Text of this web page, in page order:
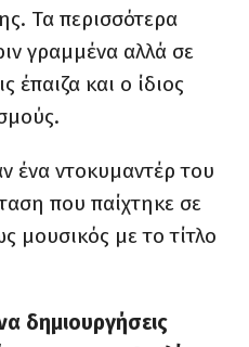
Τα περισσότερα
γραμμένα αλλά σε
έπαιζα και ο ίδιος
ένα ντοκυμαντέρ του
που παίχτηκε σε
μουσικός με το τίτλο
δημιουργήσεις